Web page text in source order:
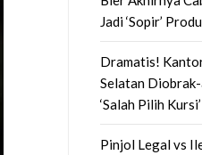
Jadi ‘Sopir’
Dramatis!
Selatan
‘Salah Pilih Kursi’
Pinjol Legal vs